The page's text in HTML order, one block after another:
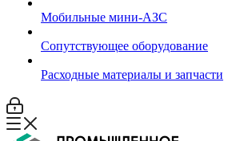
Мобильные мини-АЗС
Сопутствующее оборудование
Расходные материалы и запчасти